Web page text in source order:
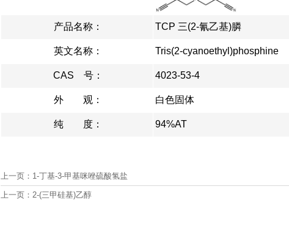
产品名称： TCP 三(2-氰乙基)膦
英文名称： Tris(2-cyanoethyl)phosphine
CAS 号： 4023-53-4
外 观： 白色固体
纯 度： 94%AT
上一页： 1-丁基-3-甲基咪唑硫酸氢盐
上一页： 2-(三甲硅基)乙醇